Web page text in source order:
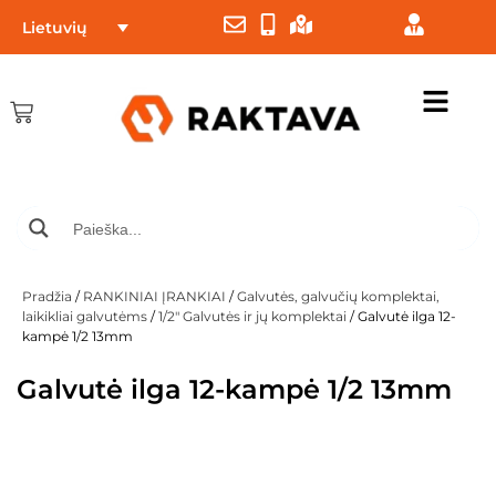
Lietuvių
Pradžia / RANKINIAI ĮRANKIAI /Galvutės, galvučių komplektai,
laikikliai galvutėms /1/2" Galvutės ir jų komplektai / Galvutė ilga 12-
kampė 1/2 13mm
Galvutė ilga 12-kampė 1/2 13mm